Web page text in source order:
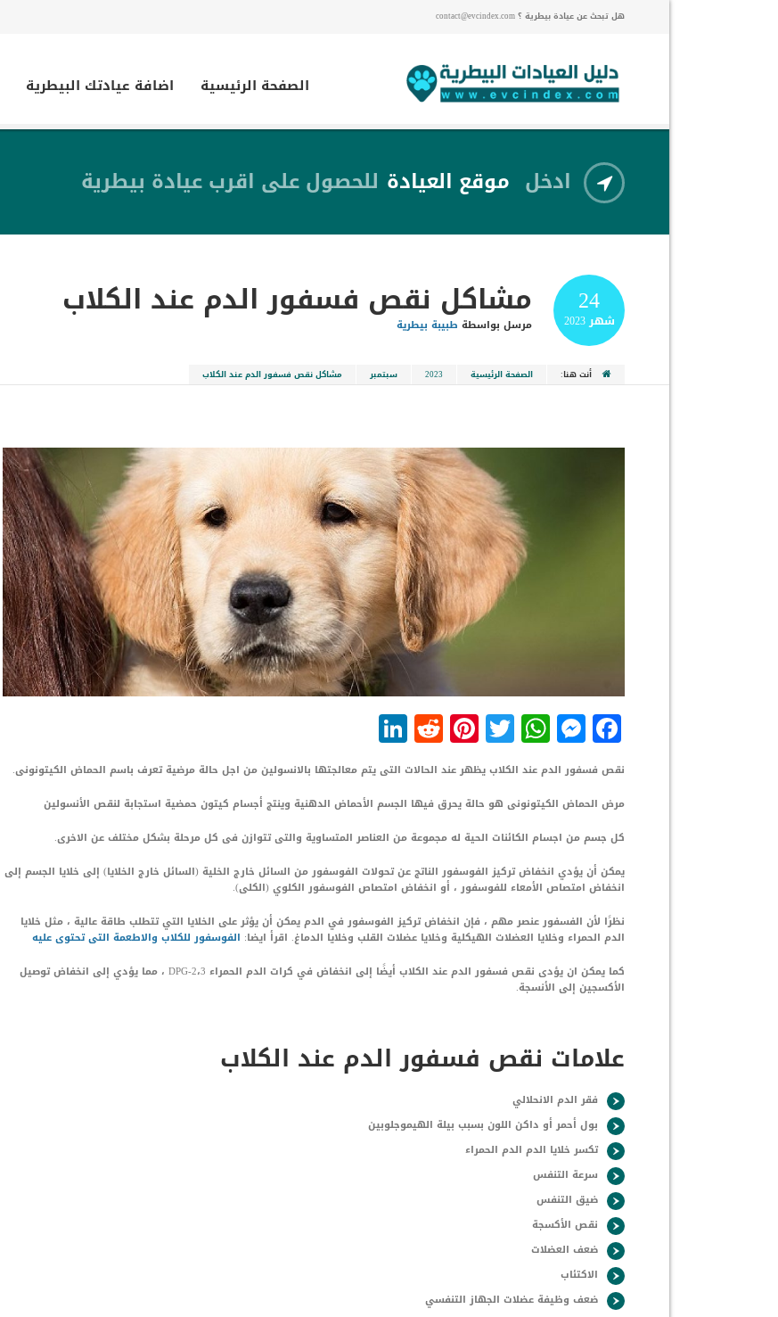
هل تبحث عن عيادة بيطرية ؟ contact@evcindex.com
الصفحة الرئيسية اضافة عيادتك البيطرية
ادخل موقع العيادة للحصول على اقرب عيادة بيطرية
24
شهر2023 مشاكل نقص فسفور الدم عند الكلاب
مرسل بواسطة طبيبة بيطرية
أنت هنا: الصفحة الرئيسية 2023 سبتمبر مشاكل نقص فسفور الدم عند الكلاب
Facebook
Messenger
WhatsApp
Twitter
Pinterest
Reddit
نقص فسفور الدم عند الكلاب يظهر عند الحالات التى يتم معالجتها بالانسولين من اجل حالة مرضية تعرف باسم الحماض الكيتونونى.
مرض الحماض الكيتونونى هو حالة يحرق فيها الجسم الأحماض الدهنية وينتج أجسام كيتون حمضية استجابة لنقص الأنسولين
كل جسم من اجسام الكائنات الحية له مجموعة من العناصر المتساوية والتى تتوازن فى كل مرحلة بشكل مختلف عن الاخرى.
يمكن أن يؤدي انخفاض تركيز الفوسفور الناتج عن تحولات الفوسفور من السائل خارج الخلية (السائل خارج الخلايا) إلى خلايا الجسم إلى
انخفاض امتصاص الأمعاء للفوسفور ، أو انخفاض امتصاص الفوسفور الكلوي (الكلى).
نظرًا لأن الفسفور عنصر مهم ، فإن انخفاض تركيز الفوسفور في الدم يمكن أن يؤثر على الخلايا التي تتطلب طاقة عالية ، مثل خلايا
الدم الحمراء وخلايا العضلات الهيكلية وخلايا عضلات القلب وخلايا الدماغ. اقرأ ايضا: الفوسفور للكلاب والاطعمة التى تحتوى عليه
كما يمكن ان يؤدى نقص فسفور الدم عند الكلاب أيضًا إلى انخفاض في كرات الدم الحمراء 2،3-DPG ، مما يؤدي إلى انخفاض توصيل
الأكسجين إلى الأنسجة.
علامات نقص فسفور الدم عند الكلاب
فقر الدم الانحلالي
بول أحمر أو داكن اللون بسبب بيلة الهيموجلوبين
تكسر خلايا الدم الدم الحمراء
سرعة التنفس
ضيق التنفس
نقص الأكسجة
ضعف العضلات
الاكتئاب
ضعف وظيفة عضلات الجهاز التنفسي